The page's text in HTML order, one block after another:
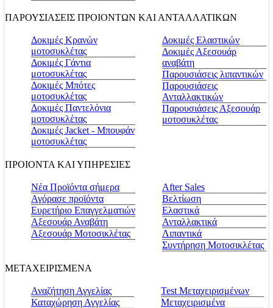
ΠΑΡΟΥΣΙΑΣΕΙΣ ΠΡΟΙΟΝΤΩΝ ΚΑΙ ΑΝΤΑΛΛΑΤΙΚΩΝ
Δοκιμές Κρανών
μοτοσυκλέτας
Δοκιμές Γάντια
μοτοσυκλέτας
Δοκιμές Μπότες
μοτοσυκλέτας
Δοκιμές Παντελόνια
μοτοσυκλέτας
Δοκιμές Jacket - Μπουφάν
μοτοσυκλέτας
Δοκιμές Ελαστικών
Δοκιμές Αξεσουάρ
αναβάτη
Παρουσιάσεις λιπαντικών
Παρουσιάσεις
Ανταλλακτικών
Παρουσιάσεις Αξεσουάρ
μοτοσυκλέτας
ΠΡΟΙΟΝΤΑ ΚΑΙ ΥΠΗΡΕΣΙΕΣ
Νέα Προϊόντα σήμερα
Αγόρασε προϊόντα
Ευρετήριο Επαγγελματιών
Αξεσουάρ Αναβάτη
Αξεσουάρ Μοτοσικλέτας
Αfter Sales
Βελτίωση
Ελαστικά
Ανταλλακτικά
Λιπαντικά
Συντήρηση Μοτοσικλέτας
ΜΕΤΑΧΕΙΡΙΣΜΕΝΑ
Αναζήτηση Αγγελίας
Καταχώρηση Αγγελίας
Test Μεταχειρισμένων
Μεταχειρισμένα